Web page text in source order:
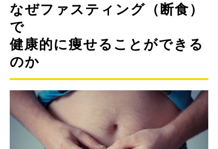
なぜファスティング（断食）
で
健康的に痩せることができる
のか